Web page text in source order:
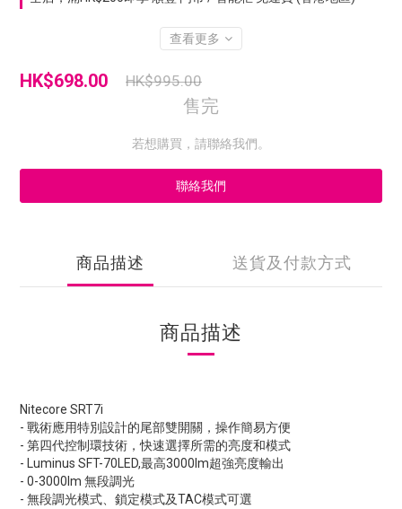
查看更多
HK$698.00 HK$995.00
售完
若想購買，請聯絡我們。
聯絡我們
商品描述 送貨及付款方式
商品描述
Nitecore SRT7i
- 戰術應用特別設計的尾部雙開關，操作簡易方便
- 第四代控制環技術，快速選擇所需的亮度和模式
- Luminus SFT-70LED,最高3000lm超強亮度輸出
- 0-3000lm 無段調光
- 無段調光模式、鎖定模式及TAC模式可選